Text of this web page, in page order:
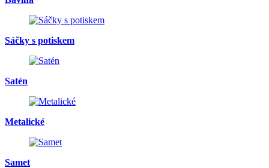
Sáčky s potiskem
Satén
Metalické
Samet